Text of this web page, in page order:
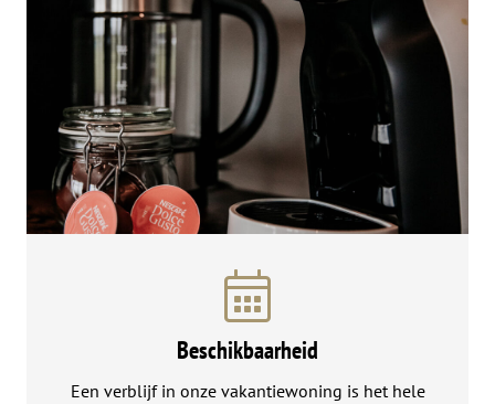
Beschikbaarheid
Een verblijf in onze vakantiewoning is het hele